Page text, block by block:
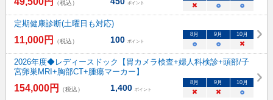
（税込） ポイント × ○ ○
定期健康診断(土曜日も対応)
11,000円 （税込） 100 ポイント
8月 9月 10月
○ ○ ×
2026年度◆レディースドック【胃カメラ検査+婦人科検診+頭部/子
宮卵巣MRI+胸部CT+腫瘍マーカー】
154,000円 （税込） 1,400 ポイント
8月 9月 10月
× × ○